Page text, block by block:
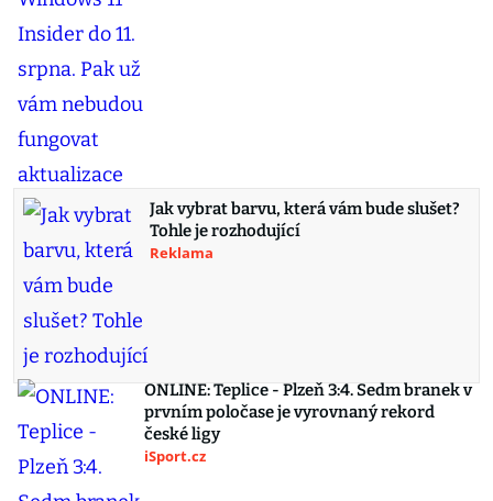
Jak vybrat barvu, která vám bude slušet?
Tohle je rozhodující
Reklama
ONLINE: Teplice - Plzeň 3:4. Sedm branek v
prvním poločase je vyrovnaný rekord
české ligy
iSport.cz